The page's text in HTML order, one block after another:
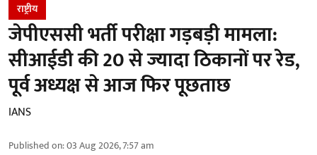
राष्ट्रीय
जेपीएससी भर्ती परीक्षा गड़बड़ी मामला:
सीआईडी की 20 से ज्यादा ठिकानों पर रेड,
पूर्व अध्यक्ष से आज फिर पूछताछ
IANS
Published on:03 Aug 2026, 7:57 am